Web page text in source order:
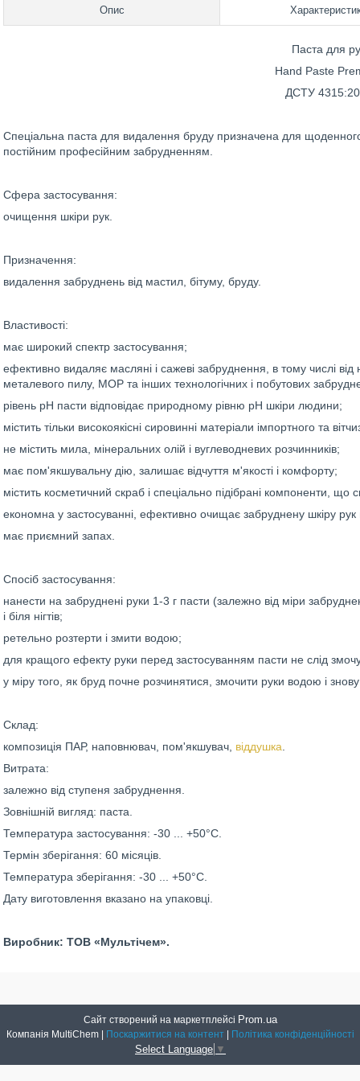
Опис
Паста для
Hand Paste
ДСТУ
Спеціальна паста для видалення бруду призначена для
постійним професійним забрудненням.
Сфера застосування:
очищення шкіри рук.
Призначення:
видалення забруднень від мастил, бітуму, бруду.
Властивості:
має широкий спектр застосування;
ефективно видаляє масляні і сажеві забруднення, в тому числі
металевого пилу, МОР та інших технологічних і побутових
рівень pH пасти відповідає природному рівню pH шкіри людини;
містить тільки високоякісні сировинні матеріали імпортного та
не містить мила, мінеральних олій і вуглеводневих розчинників;
має пом'якшувальну дію, залишає відчуття м'якості і комфорту;
містить косметичний скраб і спеціально підібрані компоненти,
економна у застосуванні, ефективно очищає забруднену шкіру рук
має приємний запах.
Спосіб застосування:
нанести на забруднені руки 1-3 г пасти (залежно від міри
і біля нігтів;
ретельно розтерти і змити водою;
для кращого ефекту руки перед застосуванням пасти не слід
у міру того, як бруд почне розчинятися, змочити руки водою і
Склад:
композиція ПАР, наповнювач, пом'якшувач, віддушка
Витрата:
залежно від ступеня забруднення.
Зовнішній вигляд: паста.
Температура застосування: -30 ... +50°С.
Термін зберігання: 60 місяців.
Температура зберігання: -30 ... +50°С.
Дату виготовлення вказано на упаковці.
Виробник: ТОВ «Мультічем».
Сайт створений на маркетплейсі Prom.ua
Поскаржитися на контент Політика конфіденційності
Select Language ▼